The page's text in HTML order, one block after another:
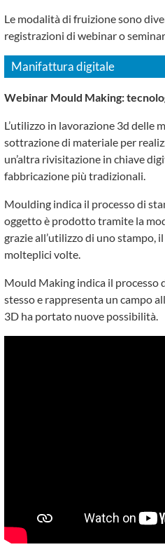
Le modalità di fruizione sono
registrazioni di webinar o
Manifattura digitale
Webinar Mould Making:
L’utilizzo in lavorazione 3d delle
sottrazione di materiale per
un’altra rivisitazione in chiave
fabbricazione più tradizionali.
Moulding indica il processo di
oggetto è prodotto tramite la
grazie all’utilizzo di uno stampo,
molteplici volte.
Mould Making indica il processo
stesso e rappresenta un campo
3D ha portato nuove possibilità.